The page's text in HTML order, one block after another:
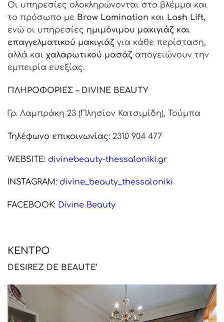
Οι υπηρεσίες ολοκληρώνονται στο βλέμμα και
το πρόσωπο με Brow Lamination και Lash Lift,
ενώ οι υπηρεσίες ημιμόνιμου μακιγιάζ και
επαγγελματικού μακιγιάζ για κάθε περίσταση,
αλλά και χαλαρωτικού μασάζ απογειώνουν την
εμπειρία ευεξίας.
ΠΛΗΡΟΦΟΡΙΕΣ – DIVINE BEAUTY
Γρ. Λαμπράκη 23 (Πλησίον Κατσιμίδη), Τούμπα
Τηλέφωνο επικοινωνίας: 2310 904 477
WEBSITE: divinebeauty-thessaloniki.gr
INSTAGRAM: divine_beauty_thessaloniki
FACEBOOK: Divine Beauty
ΚΕΝΤΡΟ
DESIREZ DE BEAUTE’